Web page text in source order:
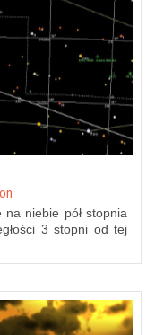
na niebie pół stopnia
3 stopni od tej